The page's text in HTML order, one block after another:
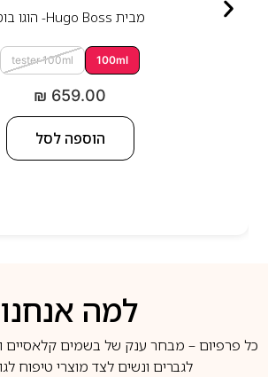
מבית Hugo Boss- הוגו בוס
100ml
tester 100ml
₪ 659.00
הוספה לסל
למה אנחנו
כל פרפיום – מבחר ענק של בשמים קלאסיים
לגברים ונשים לצד מוצרי טיפוח